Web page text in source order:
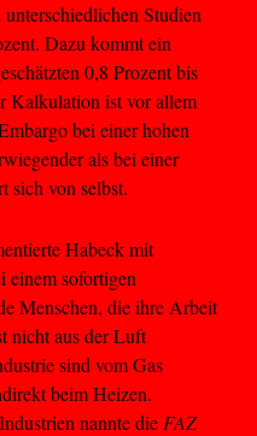
Studien
Dazu kommt ein
0,8 Prozent bis
Kalkulation ist vor allem
bei einer hohen
als bei einer
sich von selbst.
Habeck mit
einem sofortigen
Menschen, die ihre Arbeit
nicht aus der Luft
sind vom Gas
beim Heizen.
nannte die FAZ